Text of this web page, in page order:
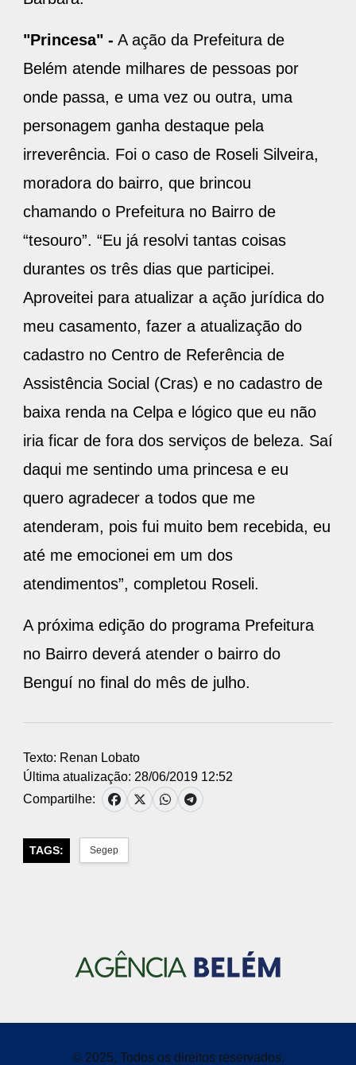
"Princesa" - A ação da Prefeitura de
Belém atende milhares de pessoas por
onde passa, e uma vez ou outra, uma
personagem ganha destaque pela
irreverência. Foi o caso de Roseli Silveira,
moradora do bairro, que brincou
chamando o Prefeitura no Bairro de
“tesouro”. “Eu já resolvi tantas coisas
durantes os três dias que participei.
Aproveitei para atualizar a ação jurídica do
meu casamento, fazer a atualização do
cadastro no Centro de Referência de
Assistência Social (Cras) e no cadastro de
baixa renda na Celpa e lógico que eu não
iria ficar de fora dos serviços de beleza. Saí
daqui me sentindo uma princesa e eu
quero agradecer a todos que me
atenderam, pois fui muito bem recebida, eu
até me emocionei em um dos
atendimentos”, completou Roseli.
A próxima edição do programa Prefeitura
no Bairro deverá atender o bairro do
Benguí no final do mês de julho.
Texto: Renan Lobato
Última atualização: 28/06/2019 12:52
Compartilhe:
TAGS: Segep
© 2025, Todos os direitos reservados.